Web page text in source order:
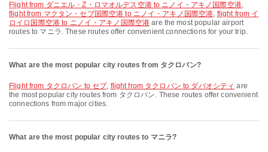
flight from ダニエル・Z・ロマオルデス空港 to ニノイ・アキノ国際空港,
flight from マクタン・セブ国際空港 to ニノイ・アキノ国際空港, flight from イ
ロイロ国際空港 to ニノイ・アキノ国際空港 are the most popular airport
routes to マニラ. These routes offer convenient connections for your trip.
What are the most popular city routes from タクロバン?
flight from タクロバン to セブ, flight from タクロバン to ダバオシティ are
the most popular city routes from タクロバン. These routes offer convenient
connections from major cities.
What are the most popular city routes to マニラ?